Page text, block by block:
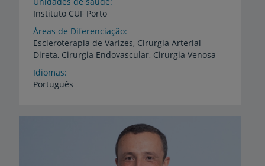
Instituto CUF Porto
Áreas de Diferenciação
Escleroterapia de Varizes, Cirurgia Arterial
Direta, Cirurgia Endovascular, Cirurgia Venosa
Idiomas
Português